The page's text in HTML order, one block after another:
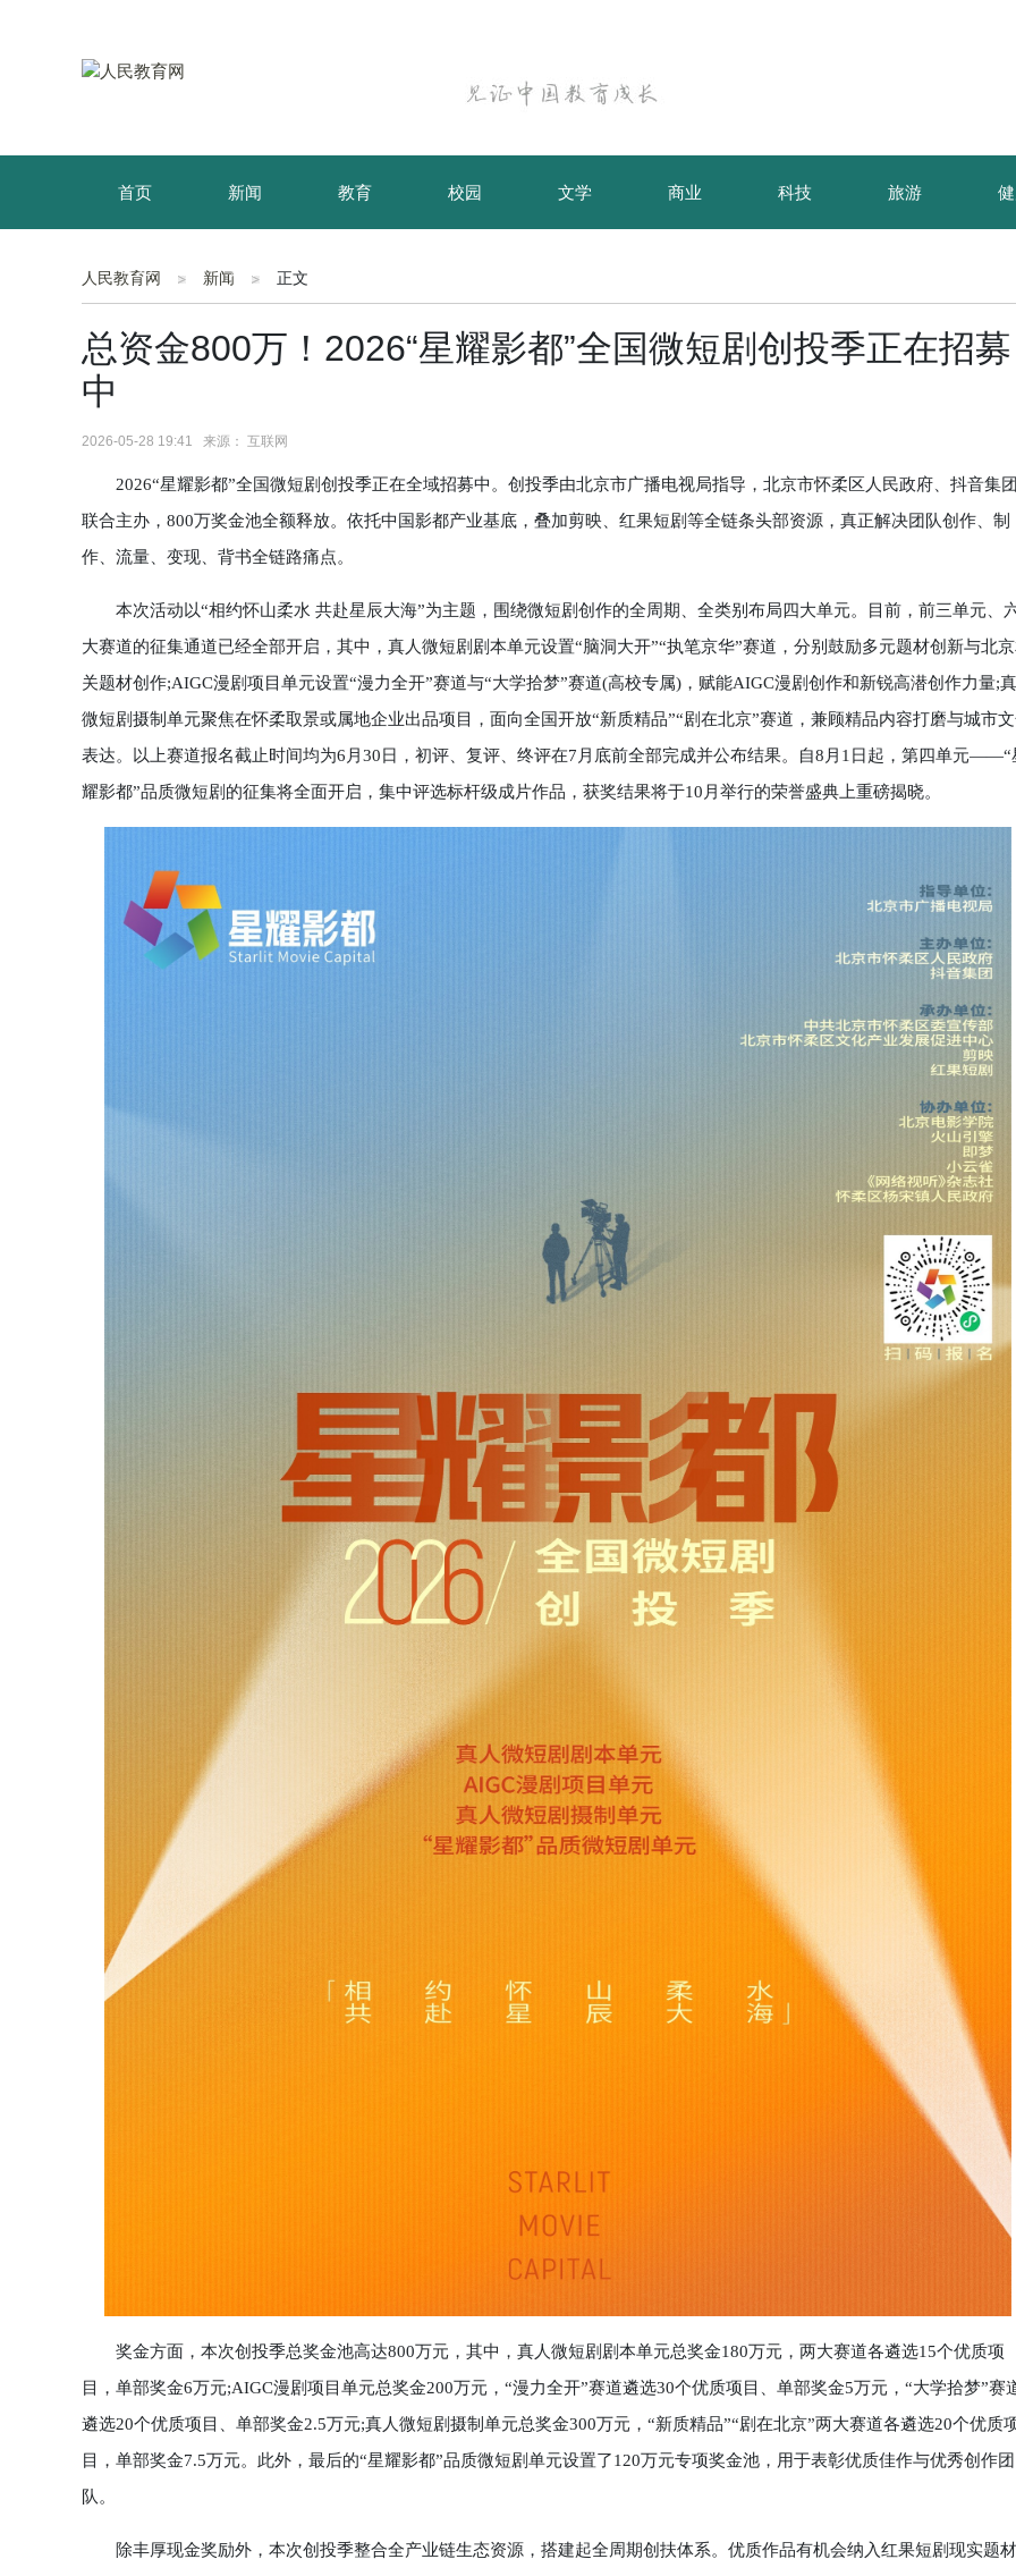
首页 新闻 教育 校园 文学 商业 科技 旅游
育儿 资讯
人民教育网 新闻 正文
总资金800万！2026“星耀影都”全国微短剧创投季正在招募
中
2026-05-28 19:41 来源： 互联网
2026“星耀影都”全国微短剧创投季正在全域招募中。创投季由北京市广播电视局指导，北京市怀柔区人民政府、抖音集
联合主办，800万奖金池全额释放。依托中国影都产业基底，叠加剪映、红果短剧等全链条头部资源，真正解决团队创作、制
作、流量、变现、背书全链路痛点。
本次活动以“相约怀山柔水 共赴星辰大海”为主题，围绕微短剧创作的全周期、全类别布局四大单元。目前，前三单元、
大赛道的征集通道已经全部开启，其中，真人微短剧剧本单元设置“脑洞大开”“执笔京华”赛道，分别鼓励多元题材创新与北
关题材创作;AIGC漫剧项目单元设置“漫力全开”赛道与“大学拾梦”赛道(高校专属)，赋能AIGC漫剧创作和新锐高潜创作力量;
微短剧摄制单元聚焦在怀柔取景或属地企业出品项目，面向全国开放“新质精品”“剧在北京”赛道，兼顾精品内容打磨与城市
表达。以上赛道报名截止时间均为6月30日，初评、复评、终评在7月底前全部完成并公布结果。自8月1日起，第四单元——“
耀影都”品质微短剧的征集将全面开启，集中评选标杆级成片作品，获奖结果将于10月举行的荣誉盛典上重磅揭晓。
奖金方面，本次创投季总奖金池高达800万元，其中，真人微短剧剧本单元总奖金180万元，两大赛道各遴选15个优质项
目，单部奖金6万元;AIGC漫剧项目单元总奖金200万元，“漫力全开”赛道遴选30个优质项目、单部奖金5万元，“大学拾梦”赛
遴选20个优质项目、单部奖金2.5万元;真人微短剧摄制单元总奖金300万元，“新质精品”“剧在北京”两大赛道各遴选20个优质
目，单部奖金7.5万元。此外，最后的“星耀影都”品质微短剧单元设置了120万元专项奖金池，用于表彰优质佳作与优秀创作团
队。
除丰厚现金奖励外，本次创投季整合全产业链生态资源，搭建起全周期创扶体系。优质作品有机会纳入红果短剧现实题